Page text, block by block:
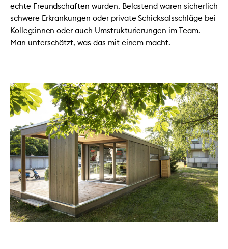
echte Freundschaften wurden. Belastend waren sicherlich
schwere Erkrankungen oder private Schicksalsschläge bei
Kolleg:innen oder auch Umstrukturierungen im Team.
Man unterschätzt, was das mit einem macht.